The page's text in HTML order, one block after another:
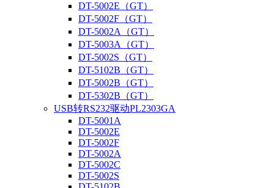
DT-5002E（GT）
DT-5002F（GT）
DT-5002A（GT）
DT-5003A（GT）
DT-5002S（GT）
DT-5102B（GT）
DT-5002B（GT）
DT-5302B（GT）
USB转RS232驱动PL2303GA
DT-5001A
DT-5002E
DT-5002F
DT-5002A
DT-5002C
DT-5002S